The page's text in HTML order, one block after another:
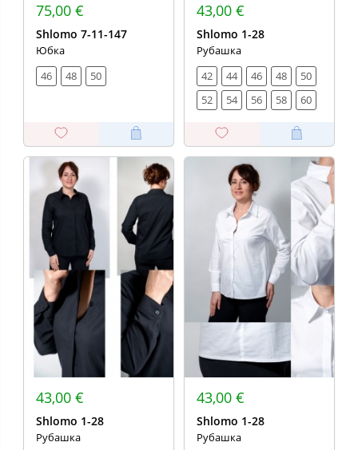
75,00 €
Shlomo 7-11-147
Юбка
46
48 50
43,00 €
Shlomo 1-28
Рубашка
42
44 46 48
50
52
54 56 58 60
43,00 €
Shlomo 1-28
Рубашка
43,00 €
Shlomo 1-28
Рубашка